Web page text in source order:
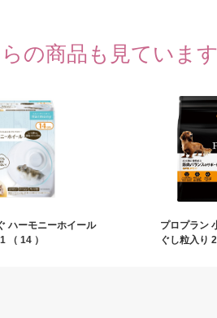
の商品も見ています
ハーモニーホイール
（ 14 ）
プロプラン
ぐし粒入り